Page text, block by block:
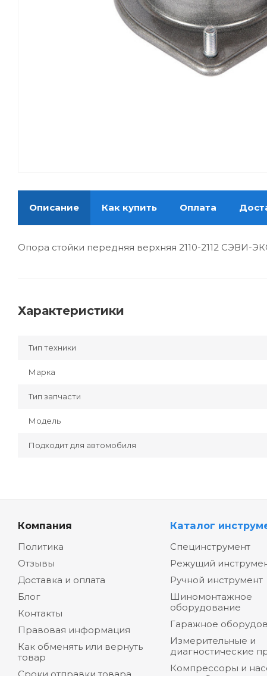
Описание Как купить Оплата
Опора стойки передняя верхняя 2110-2112 СЭВИ-
Характеристики
Тип техники
Марка
Тип запчасти
Модель
Подходит для автомобиля
Компания
Политика
Отзывы
Доставка и оплата
Блог
Контакты
Правовая информация
Как обменять или вернуть
товар
Каталог
Специнструмент
Режущий
Ручной инструмент
Шиномонтажное
оборудование
Гаражное
Измерительные и
диагностические
Компрессоры и